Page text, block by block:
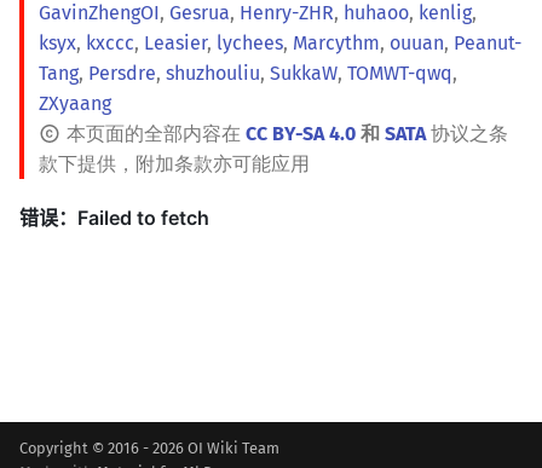
GavinZhengOI, Gesrua, Henry-ZHR, huhaoo, kenlig,
ksyx, kxccc, Leasier, lychees, Marcythm, ouuan, Peanut-
Tang, Persdre, shuzhouliu, SukkaW, TOMWT-qwq,
ZXyaang
本页面的全部内容在 CC BY-SA 4.0 和 SATA协议之条
款下提供，附加条款亦可能应用
Copyright © 2016 - 2026 OI Wiki Team